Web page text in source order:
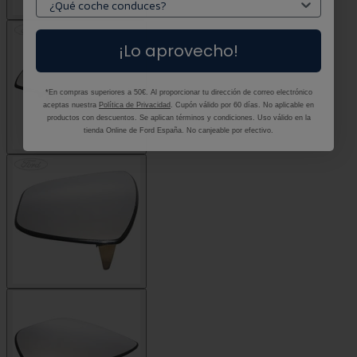
¡Lo aprovecho!
*En compras superiores a 50€. Al proporcionar tu dirección de correo electrónico
aceptas nuestra Política de Privacidad . Cupón válido por 60 días. No aplicable en
productos con descuentos. Se aplican términos y condiciones. Uso válido en la
tienda Online de Ford España. No canjeable por efectivo.